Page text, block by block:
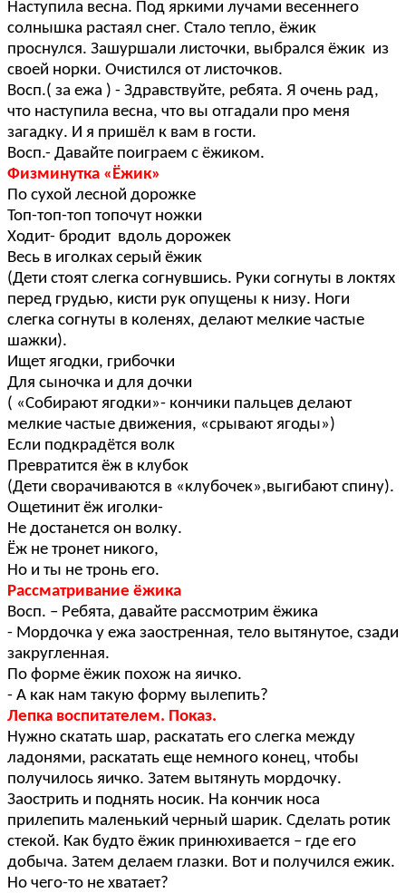
Наступила весна. Под яркими лучами весеннего
солнышка растаял снег. Стало тепло, ёжик
проснулся. Зашуршали листочки, выбрался ёжик из
своей норки. Очистился от листочков.
Восп.( за ежа ) - Здравствуйте, ребята. Я очень рад,
что наступила весна, что вы отгадали про меня
загадку. И я пришёл к вам в гости.
Восп.- Давайте поиграем с ёжиком.
Физминутка «Ёжик»
По сухой лесной дорожке
Топ-топ-топ топочут ножки
Ходит- бродит вдоль дорожек
Весь в иголках серый ёжик
(Дети стоят слегка согнувшись. Руки согнуты в локтях
перед грудью, кисти рук опущены к низу. Ноги
слегка согнуты в коленях, делают мелкие частые
шажки).
Ищет ягодки, грибочки
Для сыночка и для дочки
( «Собирают ягодки»- кончики пальцев делают
мелкие частые движения, «срывают ягоды»)
Если подкрадётся волк
Превратится ёж в клубок
(Дети сворачиваются в «клубочек»,выгибают спину).
Ощетинит ёж иголки-
Не достанется он волку.
Ёж не тронет никого,
Но и ты не тронь его.
Рассматривание ёжика
Восп. – Ребята, давайте рассмотрим ёжика
- Мордочка у ежа заостренная, тело вытянутое, сзади
закругленная.
По форме ёжик похож на яичко.
- А как нам такую форму вылепить?
Лепка воспитателем. Показ.
Нужно скатать шар, раскатать его слегка между
ладонями, раскатать еще немного конец, чтобы
получилось яичко. Затем вытянуть мордочку.
Заострить и поднять носик. На кончик носа
прилепить маленький черный шарик. Сделать ротик
стекой. Как будто ёжик принюхивается – где его
добыча. Затем делаем глазки. Вот и получился ежик.
Но чего-то не хватает?